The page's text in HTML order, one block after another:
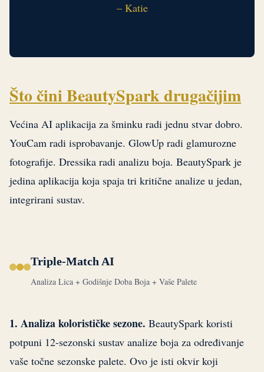
– Katie
Što čini BeautySpark drugačijim
Većina AI aplikacija za šminku radi jednu stvar dobro.
YouCam radi isprobavanje. GlowUp radi glamurozne
fotografije. Dressika radi analizu boja. BeautySpark je
jedina aplikacija koja spaja tri kritične analize u jedan,
integrirani sustav.
Triple-Match AI
Analiza Lica + Godišnje Doba Boja + Vaše Palete
1. Analiza kolorističke sezone. BeautySpark koristi
potpuni 12-sezonski sustav analize boja za određivanje
vaše točne sezonske palete. Ovo je isti okvir koji